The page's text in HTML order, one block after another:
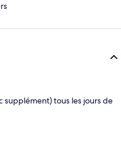
tous les jours de